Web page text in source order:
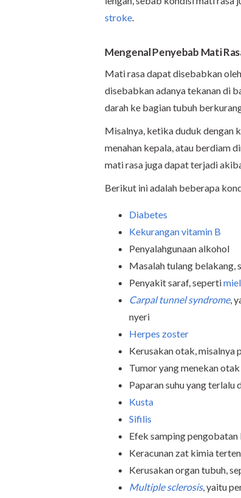
stroke.
Mengenal Penyebab Mati
Mati rasa dapat disebabkan
disebabkan adanya tekanan di
darah ke bagian tubuh
Misalnya, ketika duduk dengan
menahan kepala, atau berdiam
mati rasa juga dapat terjadi
Berikut ini adalah beberapa
Diabetes
Kekurangan vitamin B
Penyalahgunaan alkohol
Masalah tulang belakang,
Penyakit saraf, seperti
Carpal tunnel syndrome,
nyeri
Herpes zoster
Kerusakan otak, misalnya
Tumor yang menekan
Paparan suhu yang terlalu
Kusta
Sifilis
Efek samping
Keracunan zat kimia
Kerusakan organ tubuh,
Multiple sclerosis, yaitu